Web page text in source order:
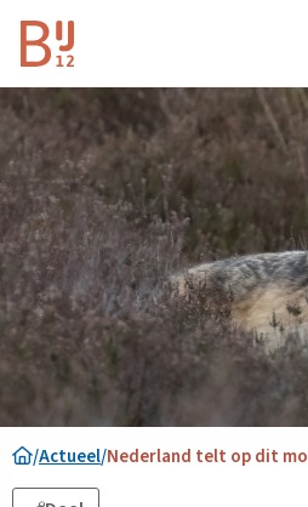
Homepagina
/Actueel/Nederland telt op dit